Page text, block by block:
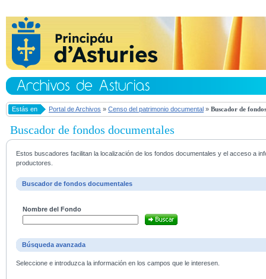
Estás en Portal de Archivos » Censo del patrimonio documental » Buscador de
Buscador de fondos documentales
Estos buscadores facilitan la localización de los fondos documentales y el acceso a
productores.
Buscador de fondos documentales
Nombre del Fondo
Búsqueda avanzada
Seleccione e introduzca la información en los campos que le interesen.